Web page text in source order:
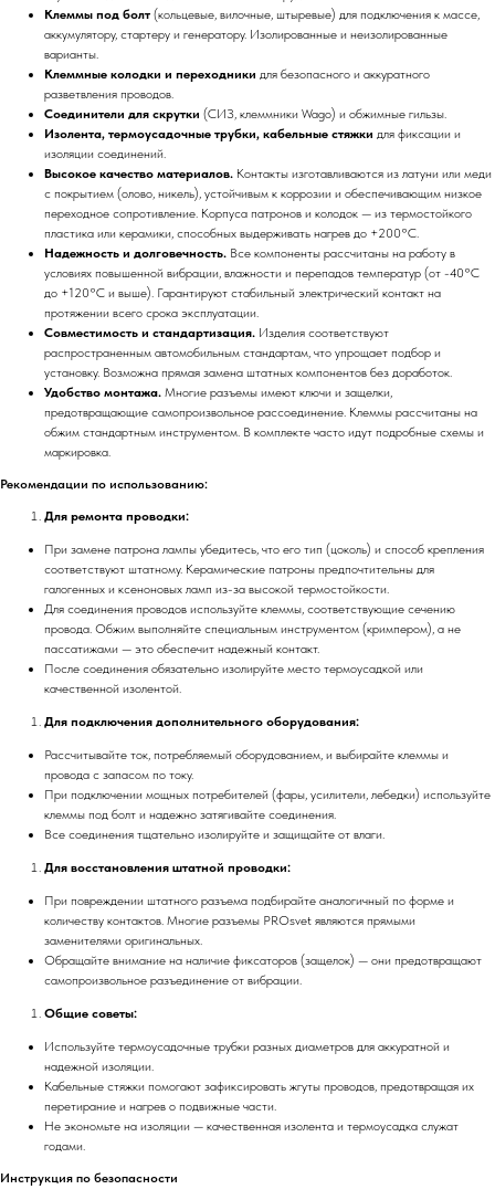
Клеммы под болт (кольцевые, вилочные, штыревые) для подключения к массе,
аккумулятору, стартеру и генератору. Изолированные и неизолированные
варианты.
Клеммные колодки и переходники для безопасного и аккуратного
разветвления проводов.
Соединители для скрутки (СИЗ, клеммники Wago) и обжимные гильзы.
Изолента, термоусадочные трубки, кабельные стяжки для фиксации и
изоляции соединений.
Высокое качество материалов. Контакты изготавливаются из латуни или меди
с покрытием (олово, никель), устойчивым к коррозии и обеспечивающим низкое
переходное сопротивление. Корпуса патронов и колодок — из термостойкого
пластика или керамики, способных выдерживать нагрев до +200°C.
Надежность и долговечность. Все компоненты рассчитаны на работу в
условиях повышенной вибрации, влажности и перепадов температур (от -40°C
до +120°C и выше). Гарантируют стабильный электрический контакт на
протяжении всего срока эксплуатации.
Совместимость и стандартизация. Изделия соответствуют
распространенным автомобильным стандартам, что упрощает подбор и
установку. Возможна прямая замена штатных компонентов без доработок.
Удобство монтажа. Многие разъемы имеют ключи и защелки,
предотвращающие самопроизвольное рассоединение. Клеммы рассчитаны на
обжим стандартным инструментом. В комплекте часто идут подробные схемы и
маркировка.
Рекомендации по использованию:
Для ремонта проводки:
При замене патрона лампы убедитесь, что его тип (цоколь) и способ крепления
соответствуют штатному. Керамические патроны предпочтительны для
галогенных и ксеноновых ламп из-за высокой термостойкости.
Для соединения проводов используйте клеммы, соответствующие сечению
провода. Обжим выполняйте специальным инструментом (кримпером), а не
пассатижами — это обеспечит надежный контакт.
После соединения обязательно изолируйте место термоусадкой или
качественной изолентой.
Для подключения дополнительного оборудования:
Рассчитывайте ток, потребляемый оборудованием, и выбирайте клеммы и
провода с запасом по току.
При подключении мощных потребителей (фары, усилители, лебедки) используйте
клеммы под болт и надежно затягивайте соединения.
Все соединения тщательно изолируйте и защищайте от влаги.
Для восстановления штатной проводки:
При повреждении штатного разъема подбирайте аналогичный по форме и
количеству контактов. Многие разъемы PROsvet являются прямыми
заменителями оригинальных.
Обращайте внимание на наличие фиксаторов (защелок) — они предотвращают
самопроизвольное разъединение от вибрации.
Общие советы:
Используйте термоусадочные трубки разных диаметров для аккуратной и
надежной изоляции.
Кабельные стяжки помогают зафиксировать жгуты проводов, предотвращая их
перетирание и нагрев о подвижные части.
Не экономьте на изоляции — качественная изолента и термоусадка служат
годами.
Инструкция по безопасности